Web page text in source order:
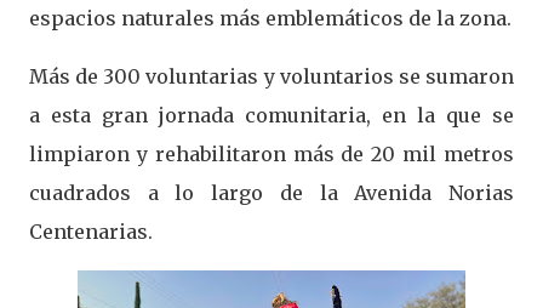
espacios naturales más emblemáticos de la zona.
Más de 300 voluntarias y voluntarios se sumaron
a esta gran jornada comunitaria, en la que se
limpiaron y rehabilitaron más de 20 mil metros
cuadrados a lo largo de la Avenida Norias
Centenarias.